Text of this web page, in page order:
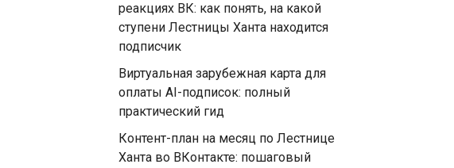
реакциях ВК: как понять, на какой
ступени Лестницы Ханта находится
подписчик
Виртуальная зарубежная карта для
оплаты AI-подписок: полный
практический гид
Контент-план на месяц по Лестнице
Ханта во ВКонтакте: пошаговый